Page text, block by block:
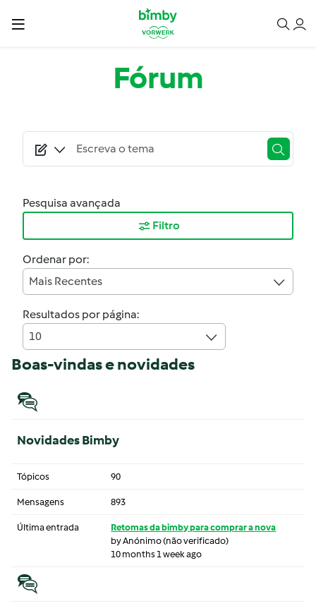
Passar para o conteúdo principal
Fórum
Pesquisa avançada
Filtro
Ordenar por:
Mais Recentes
Resultados por página:
10
Boas-vindas e novidades
Novidades Bimby
Tópicos 90
Mensagens 893
Última entrada
Retomas da bimby para comprar a nova
byAnónimo (não verificado)
10 months 1 week ago